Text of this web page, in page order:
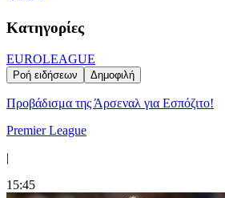
Κατηγορίες
EUROLEAGUE
Ροή ειδήσεων Δημοφιλή
Προβάδισμα της Άρσεναλ για Εσπόζιτο!
Premier League
|
15:45